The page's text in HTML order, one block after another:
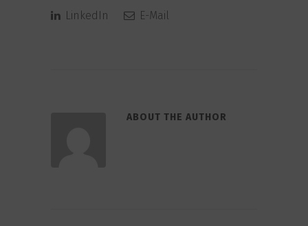
LinkedIn
E-Mail
ABOUT THE AUTHOR